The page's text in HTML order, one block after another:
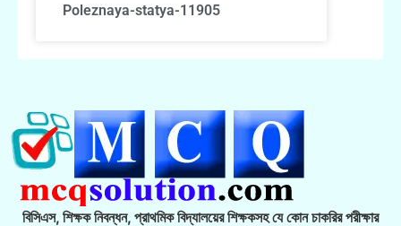
Poleznaya-statya-11905
বিসিএস, শিক্ষক নিবন্ধন, প্রাথমিক বিদ্যালয়ের শিক্ষকসহ যে কোন চাকরির পরীক্ষার